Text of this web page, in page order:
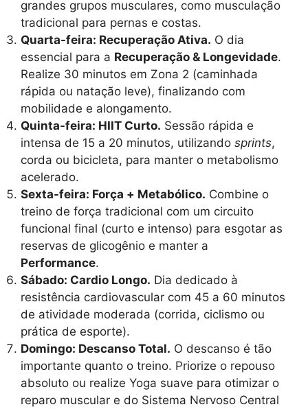
grandes grupos musculares, como musculação
tradicional para pernas e costas.
Quarta-feira: Recuperação Ativa. O dia
essencial para a Recuperação & Longevidade.
Realize 30 minutos em Zona 2 (caminhada
rápida ou natação leve), finalizando com
mobilidade e alongamento.
Quinta-feira: HIIT Curto. Sessão rápida e
intensa de 15 a 20 minutos, utilizando sprints,
corda ou bicicleta, para manter o metabolismo
acelerado.
Sexta-feira: Força + Metabólico. Combine o
treino de força tradicional com um circuito
funcional final (curto e intenso) para esgotar as
reservas de glicogênio e manter a
Performance.
Sábado: Cardio Longo. Dia dedicado à
resistência cardiovascular com 45 a 60 minutos
de atividade moderada (corrida, ciclismo ou
prática de esporte).
Domingo: Descanso Total. O descanso é tão
importante quanto o treino. Priorize o repouso
absoluto ou realize Yoga suave para otimizar o
reparo muscular e do Sistema Nervoso Central